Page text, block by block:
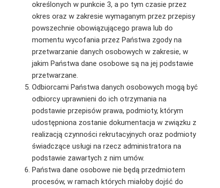
określonych w punkcie 3, a po tym czasie przez
okres oraz w zakresie wymaganym przez przepisy
powszechnie obowiązującego prawa lub do
momentu wycofania przez Państwa zgody na
przetwarzanie danych osobowych w zakresie, w
jakim Państwa dane osobowe są na jej podstawie
przetwarzane.
Odbiorcami Państwa danych osobowych mogą być
odbiorcy uprawnieni do ich otrzymania na
podstawie przepisów prawa, podmioty, którym
udostępniona zostanie dokumentacja w związku z
realizacją czynności rekrutacyjnych oraz podmioty
świadczące usługi na rzecz administratora na
podstawie zawartych z nim umów.
Państwa dane osobowe nie będą przedmiotem
procesów, w ramach których miałoby dojść do